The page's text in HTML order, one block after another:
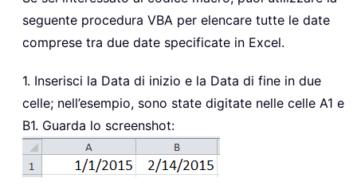
seguente procedura VBA per elencare tutte le date
comprese tra due date specificate in Excel.
1. Inserisci la Data di inizio e la Data di fine in due
celle; nell’esempio, sono state digitate nelle celle A1 e
B1. Guarda lo screenshot: